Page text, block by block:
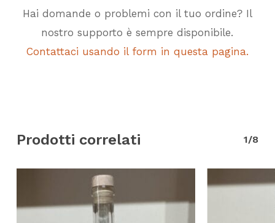
Hai domande o problemi con il tuo ordine? Il
nostro supporto è sempre disponibile.
Contattaci usando il form in questa pagina.
Prodotti correlati 1/8